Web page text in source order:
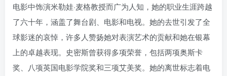
电影中饰演米勒娃·麦格教授而广为人知，她的职业生涯跨越
了六十年，涵盖了舞台剧、电影和电视。她的去世引发了全
球影迷的哀悼，许多人赞扬她对表演艺术的贡献和她在银幕
上的卓越表现。史密斯曾获得多项荣誉，包括两项奥斯卡
奖、八项英国电影学院奖和三项艾美奖。她的离世标志着电